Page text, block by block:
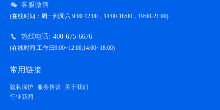
客服微信
(在线时间：周一到周六 9:00-12:00，14:00-18:00，19:00-21:00)
热线电话: 400-675-6676
(在线时间:工作日9:00~12:00,14:00~18:00)
常用链接
隐私保护 服务协议
关于我们
行业新闻